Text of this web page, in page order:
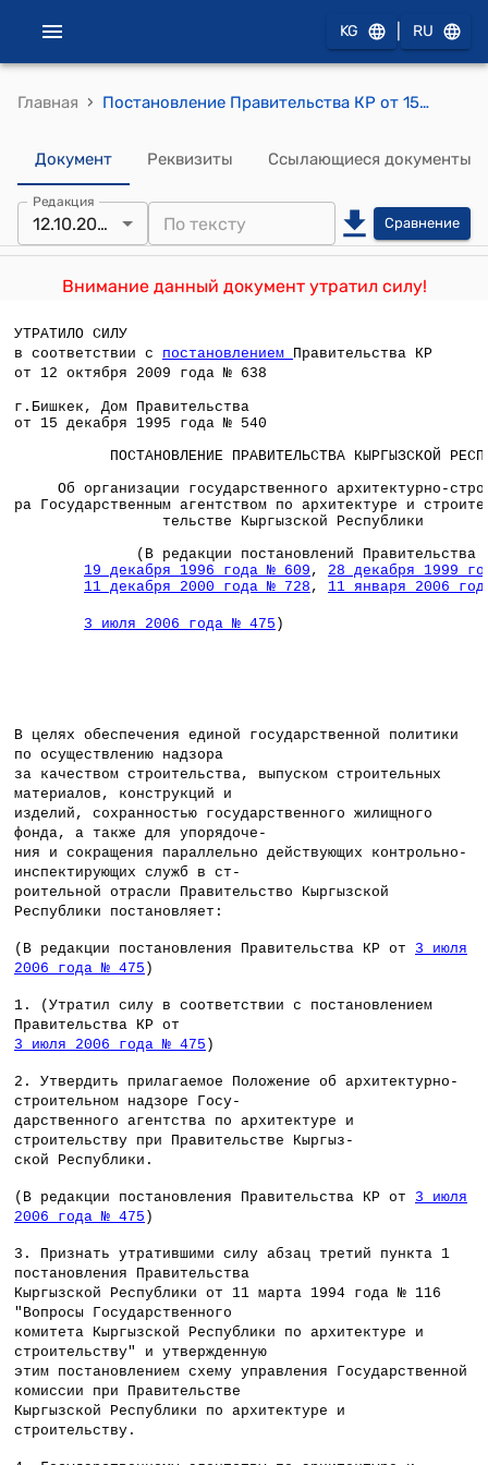
KG RU
Главная › Постановление Правительства КР от 15 декабря 1995 года N 540 "О Государственной строительной инспекции Государственной комиссии при Правительстве Кыргызской Республики по архитектуре и строительству"
Документ Реквизиты Ссылающиеся документы
Редакция
12.10.2009 Сравнение
Внимание данный документ утратил силу!